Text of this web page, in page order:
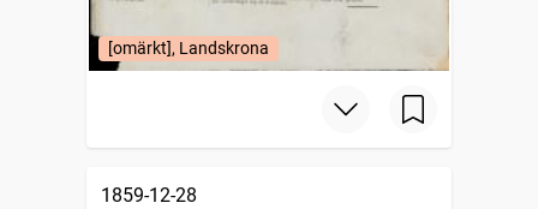
[omärkt], Landskrona
1859-12-28